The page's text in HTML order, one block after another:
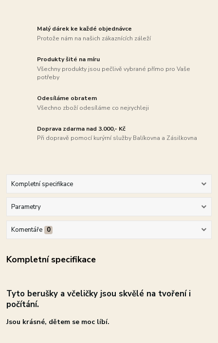
Malý dárek ke každé objednávce
Protože nám na našich zákaznících záleží
Produkty šité na míru
Všechny produkty jsou pečlivě vybrané přímo pro Vaše
potřeby
Odesíláme obratem
Všechno zboží odesíláme co nejrychleji
Doprava zdarma nad 3.000,- Kč
Při dopravě pomocí kurýrní služby Balíkovna a Zásilkovna
Kompletní specifikace
Parametry
Komentáře 0
Kompletní specifikace
Tyto berušky a včeličky jsou skvělé na tvoření i
počítání.
Jsou krásné, dětem se moc líbí.